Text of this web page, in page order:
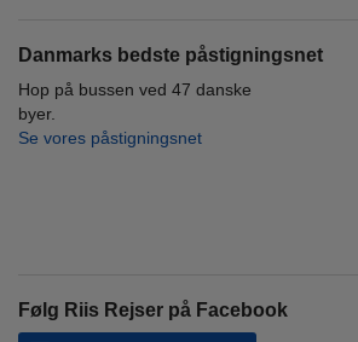
Danmarks bedste påstigningsnet
Hop på bussen ved 47 danske
byer.
Se vores påstigningsnet
Følg Riis Rejser på Facebook